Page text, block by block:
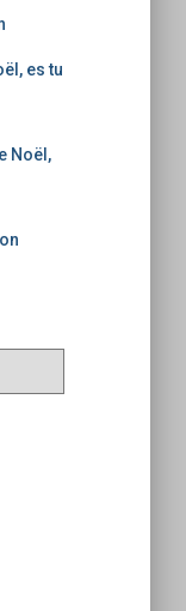
es tu
Noël,